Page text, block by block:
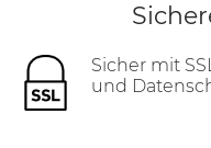
Sicher mit
und